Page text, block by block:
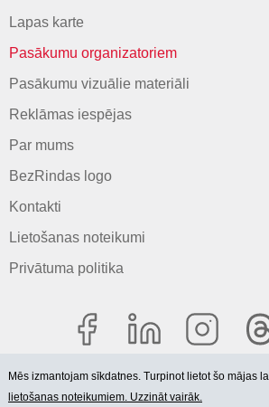
Lapas karte
Pasākumu organizatoriem
Pasākumu vizuālie materiāli
Reklāmas iespējas
Par mums
BezRindas logo
Kontakti
Lietošanas noteikumi
Privātuma politika
Mēs izmantojam sīkdatnes. Turpinot lietot šo mājas
lietošanas noteikumiem. Uzzināt vairāk.